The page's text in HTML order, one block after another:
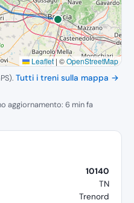
Leaflet | ©OpenStreetMap
Tutti i treni sulla mappa →
aggiornamento: 6 min fa
10140
TN
Trenord